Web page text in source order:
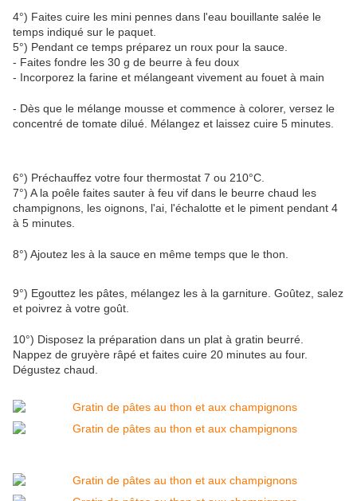
4°) Faites cuire les mini pennes dans l'eau bouillante salée le
temps indiqué sur le paquet.
5°) Pendant ce temps préparez un roux pour la sauce.
- Faites fondre les 30 g de beurre à feu doux
- Incorporez la farine et mélangeant vivement au fouet à main
- Dès que le mélange mousse et commence à colorer, versez le
concentré de tomate dilué. Mélangez et laissez cuire 5 minutes.
6°) Préchauffez votre four thermostat 7 ou 210°C.
7°) A la poêle faites sauter à feu vif dans le beurre chaud les
champignons, les oignons, l'ai, l'échalotte et le piment pendant 4
à 5 minutes.
8°) Ajoutez les à la sauce en même temps que le thon.
9°) Egouttez les pâtes, mélangez les à la garniture. Goûtez, salez
et poivrez à votre goût.
10°) Disposez la préparation dans un plat à gratin beurré.
Nappez de gruyère râpé et faites cuire 20 minutes au four.
Dégustez chaud.